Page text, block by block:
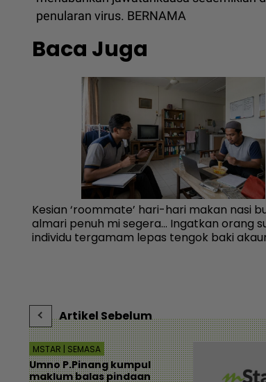
penularan virus. BERNAMA
Baca Juga
Kesian ‘roommate’ hari-hari makan nasi
almari penuh mi segera... Ingatkan orang
individu tergamam lepas tengok baki
Artikel Sebelum
MSTAR | SEMASA
Umno P.Pinang kumpul
maklum balas pindaan